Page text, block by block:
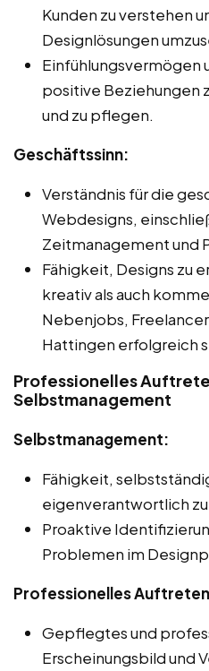
Kunden zu verstehen
Designlösungen
Einfühlungsvermögen
positive Beziehungen
und zu pflegen.
Geschäftssinn:
Verständnis für die
Webdesigns,
Zeitmanagement und
Fähigkeit, Designs zu
kreativ als auch
Nebenjobs,
Hattingen erfolgreich
Professionelles
Selbstmanagement
Selbstmanagement:
Fähigkeit,
eigenverantwortlich
Proaktive
Problemen im
Professionelles
Gepflegtes und
Erscheinungsbild und